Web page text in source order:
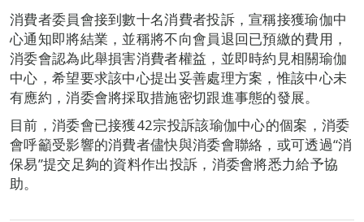
消費者委員會接到數十名消費者投訴，宣稱接獲瑜伽中
心通知即將結業，並稱將不向會員退回已預繳的費用，
消委會認為此舉損害消費者權益，並即時約見相關瑜伽
中心，希望要求該中心提出妥善處理方案，惟該中心未
有應約，消委會將採取措施密切跟進事態的發展。
目前，消委會已接獲42宗投訴該瑜伽中心的個案，消委
會呼籲受影響的消費者儘快與消委會聯絡，或可透過“消
保易”提交足夠的資料作出投訴，消委會將悉力給予協
助。